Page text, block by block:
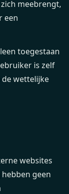
meebrengt,
een
toegestaan
is zelf
wettelijke
websites
geen